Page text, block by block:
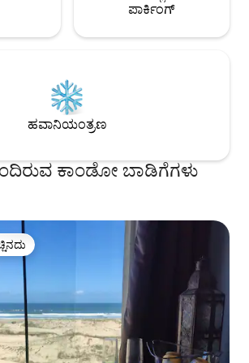
ಪಾರ್ಕಿಂಗ್
ಹವಾನಿಯಂತ್ರಣ
ಕಾಂಡೋ ಬಾಡಿಗೆಗಳು